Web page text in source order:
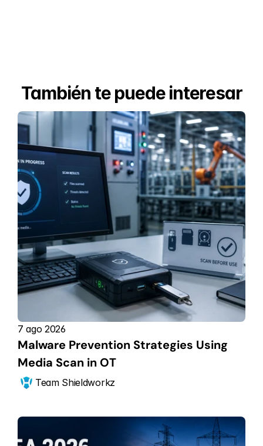
También te puede interesar
7 ago 2026
Malware Prevention Strategies Using
Media Scan in OT
Team Shieldworkz